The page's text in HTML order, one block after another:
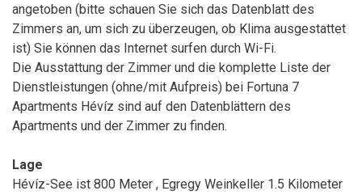
angetoben (bitte schauen Sie sich das Datenblatt des
Zimmers an, um sich zu überzeugen, ob Klima ausgestattet
ist) Sie können das Internet surfen durch Wi-Fi.
Die Ausstattung der Zimmer und die komplette Liste der
Dienstleistungen (ohne/mit Aufpreis) bei Fortuna 7
Apartments Hévíz sind auf den Datenblättern des
Apartments und der Zimmer zu finden.
Lage
Hévíz-See ist 800 Meter , Egregy Weinkeller 1.5 Kilometer